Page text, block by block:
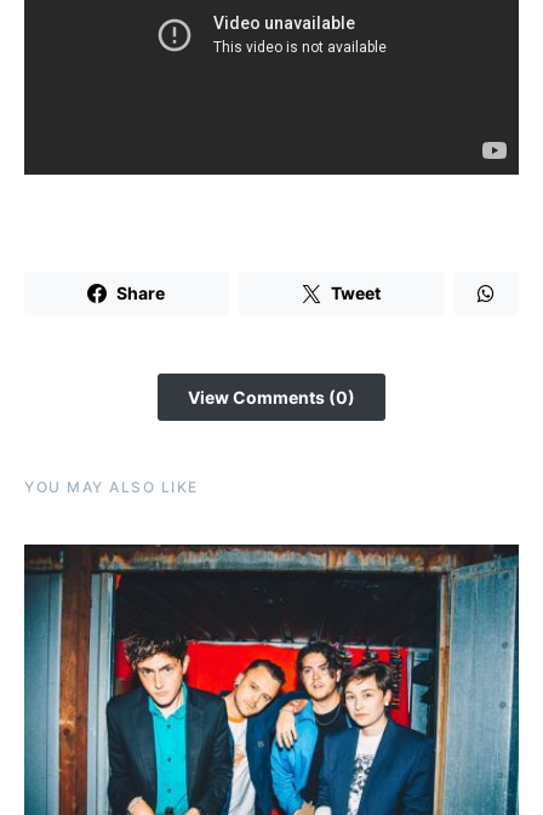
Share Tweet
View Comments (0)
YOU MAY ALSO LIKE